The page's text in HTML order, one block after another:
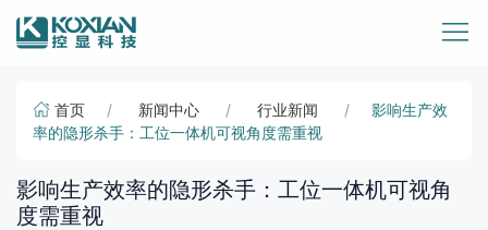
首页 新闻中心 行业新闻
影响生产效
率的隐形杀手：工位一体机可视角度需重视
影响生产效率的隐形杀手：工位一体机可视角
度需重视